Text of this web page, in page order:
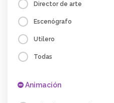
Director de arte
Escenógrafo
Utilero
Todas
Animación